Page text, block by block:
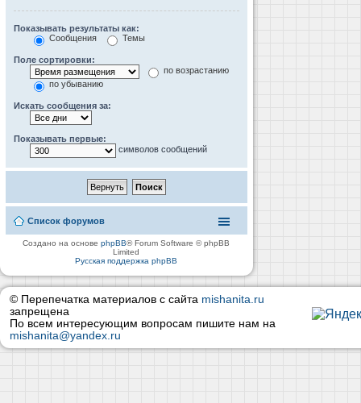
Показывать результаты как:
Сообщения
Темы
Поле сортировки:
по возрастанию
по убыванию
Искать сообщения за:
Показывать первые:
символов сообщений
Список форумов
Создано на основеphpBB® Forum Software © phpBB
Limited
Русская поддержка phpBB
© Перепечатка материалов с сайта mishanita.ru
запрещена
По всем интересующим вопросам пишите нам на
mishanita@yandex.ru